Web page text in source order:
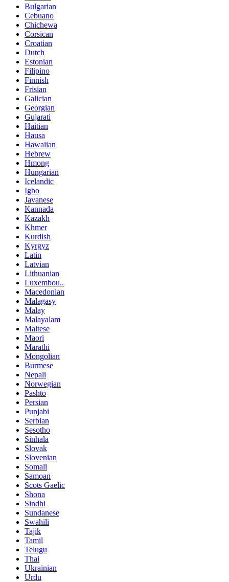
Bulgarian
Cebuano
Chichewa
Corsican
Croatian
Dutch
Estonian
Filipino
Finnish
Frisian
Galician
Georgian
Gujarati
Haitian
Hausa
Hawaiian
Hebrew
Hmong
Hungarian
Icelandic
Igbo
Javanese
Kannada
Kazakh
Khmer
Kurdish
Kyrgyz
Latin
Latvian
Lithuanian
Luxembou..
Macedonian
Malagasy
Malay
Malayalam
Maltese
Maori
Marathi
Mongolian
Burmese
Nepali
Norwegian
Pashto
Persian
Punjabi
Serbian
Sesotho
Sinhala
Slovak
Slovenian
Somali
Samoan
Scots Gaelic
Shona
Sindhi
Sundanese
Swahili
Tajik
Tamil
Telugu
Thai
Ukrainian
Urdu